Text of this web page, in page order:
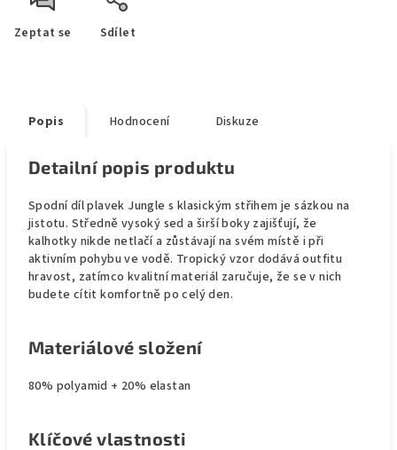
Zeptat se Sdílet
Popis Hodnocení Diskuze
Detailní popis produktu
Spodní díl plavek Jungle s klasickým střihem je sázkou na
jistotu. Středně vysoký sed a širší boky zajišťují, že
kalhotky nikde netlačí a zůstávají na svém místě i při
aktivním pohybu ve vodě. Tropický vzor dodává outfitu
hravost, zatímco kvalitní materiál zaručuje, že se v nich
budete cítit komfortně po celý den.
Materiálové složení
80% polyamid + 20% elastan
Klíčové vlastnosti